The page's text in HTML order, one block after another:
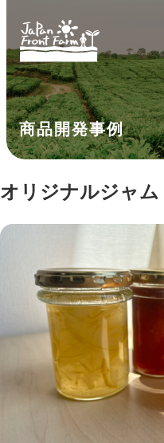
商品開発事例
オリジナルジャム